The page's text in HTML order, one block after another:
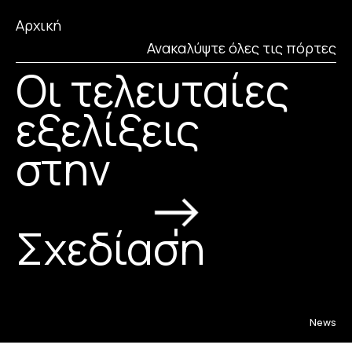
Αρχική
Ανακαλύψτε όλες τις πόρτες
Οι τελευταίες
εξελίξεις
στην
Ασφάλεια
Καινοτομία
Σχεδίαση
News